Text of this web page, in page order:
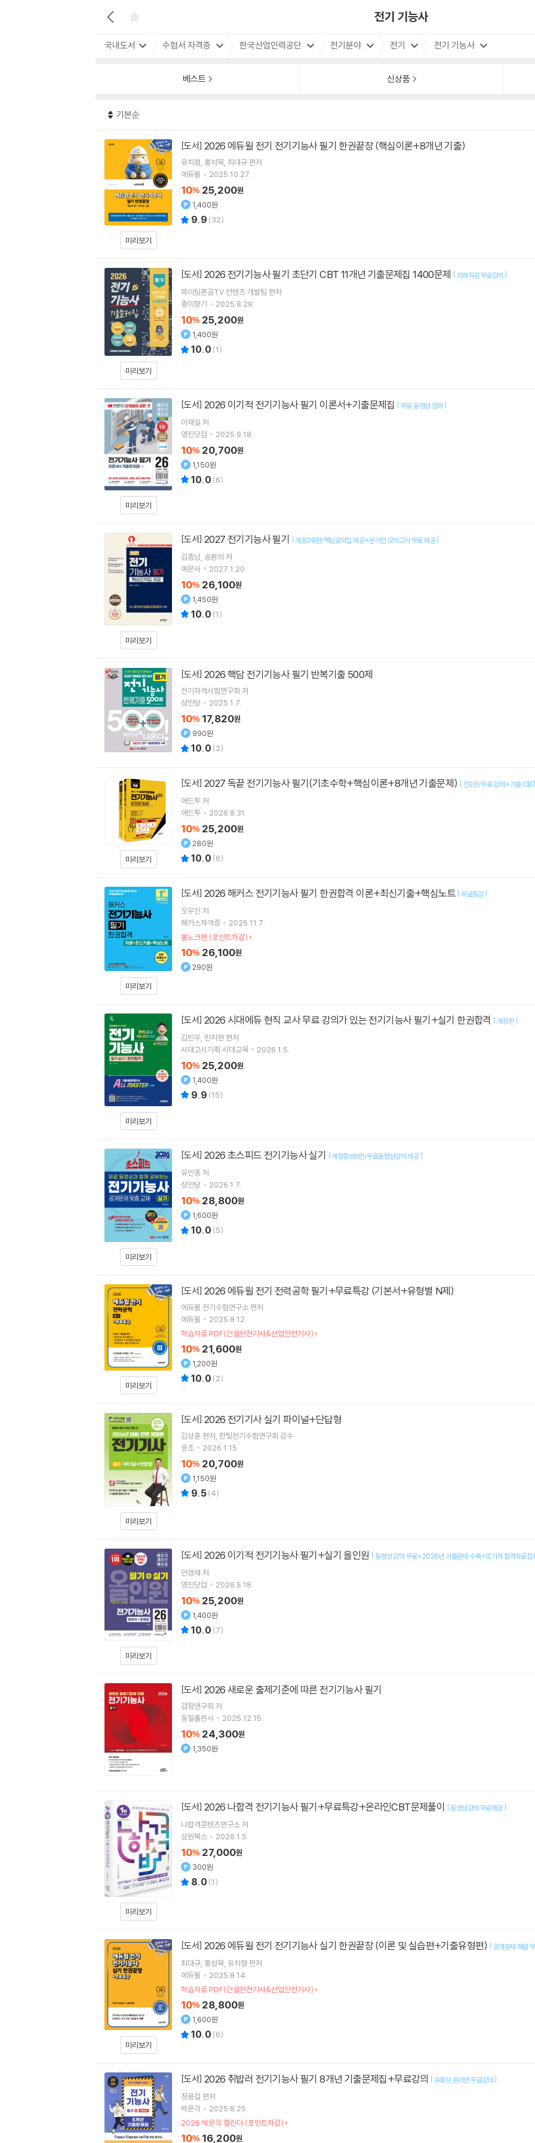
전기 기능사
국내도서 수험서 자격증 한국산업인력공단 전기분야 전기 전기 기능사
베스트 신상품
기본순
미리보기
[도서] 2026 에듀윌 전기 전기기능사 필기 한권끝장 (핵심이론+8개년 기출)
유치형 홍석묵 최대규 편저
에듀윌
2025.10.27.
10% 25,200원
1,400원
9.9 (32)
미리보기
[도서] 2026 전기기능사 필기 초단기 CBT 11개년 기출문제집 1400문제 [저자직강 무료강의 ]
파이팅혼공TV 컨텐츠 개발팀 편저
종이향기
2025.8.29.
10% 25,200원
1,400원
10.0 (1)
미리보기
[도서] 2026 이기적 전기기능사 필기 이론서+기출문제집 [무료 동영상 강의 ]
이재일 저
영진닷컴
2025.9.18.
10% 20,700원
1,150원
10.0 (6)
미리보기
[도서] 2027 전기기능사 필기 [개정39판/핵심요약집 제공+온라인 모의고사 무료 제공]
김종남 송환의 저
예문사
2027.1.20.
10% 26,100원
1,450원
10.0 (1)
[도서] 2026 핵담 전기기능사 필기 반복기출 500제
전기자격시험연구회 저
성안당
2025.1.7.
10% 17,820원
990원
10.0 (2)
미리보기
[도서] 2027 독끝 전기기능사 필기(기초수학+핵심이론+8개년 기출문제) [ 전2권/무료 강의+기출
애드투저
애드투
2026.8.31.
10% 25,200원
280원
10.0 (6)
미리보기
[도서] 2026 해커스 전기기능사 필기 한권합격 이론+최신기출+핵심노트 [무료특강]
오우진 저
해커스자격증
2025.11.7.
볼노크펜 (포인트차감)
10% 26,100원
290원
미리보기
[도서] 2026 시대에듀 현직 교사 무료 강의가 있는 전기기능사 필기+실기 한권합격 [개정판]
김민우 민지현 편저
시대고시기획 시대교육
2026.1.5.
10% 25,200원
1,400원
9.9 (15)
미리보기
[도서] 2026 초스피드 전기기능사 실기 [개정증보6판/무료동영상강의 제공]
유인종저
성안당
2026.1.7.
10% 28,800원
1,600원
10.0 (5)
미리보기
[도서] 2026 에듀윌 전기 전력공학 필기+무료특강 (기본서+유형별 N제)
에듀윌 전기수험연구소 편저
에듀윌
2025.8.12.
학습자료 PDF(건설안전기사&산업안전기사)
10% 21,600원
1,200원
10.0 (2)
미리보기
[도서] 2026 전기기사 실기 파이널+단답형
김상훈 편저 한빛전기수험연구회 감수
윤조
2026.1.15.
10% 20,700원
1,150원
9.5(4)
미리보기
[도서] 2026 이기적 전기기능사 필기+실기 올인원 [동영상 강의 무료+2026년 기출문제 수록+또기적 합격자료집
안경재 저
영진닷컴
2026.5.18.
10% 25,200원
1,400원
10.0 (7)
[도서] 2026 새로운 출제기준에 따른 전기기능사 필기
검정연구회 저
동일출판사
2025.12.15.
10% 24,300원
1,350원
미리보기
[도서] 2026 나합격 전기기능사 필기+무료특강+온라인CBT문제풀이 [동영상강의 무료제공]
나합격콘텐츠연구소저
삼원북스
2026.1.5.
10% 27,000원
300원
8.0 (1)
미리보기
[도서] 2026 에듀윌 전기 전기기능사 실기 한권끝장 (이론 및 실습편+기출유형편) [공개문제 해설
최대규 홍성묵 유치형 편저
에듀윌
2025.8.14.
학습자료 PDF(건설안전기사&산업안전기사)
10% 28,800원
1,600원
10.0 (6)
[도서] 2026 취밥러 전기기능사 필기 8개년 기출문제집+무료강의 [유튜브 온라인 무료강의 ]
정용걸 편저
박문각
2025.8.25.
2026 박문각 캘린더 (포인트차감)
10% 16,200원